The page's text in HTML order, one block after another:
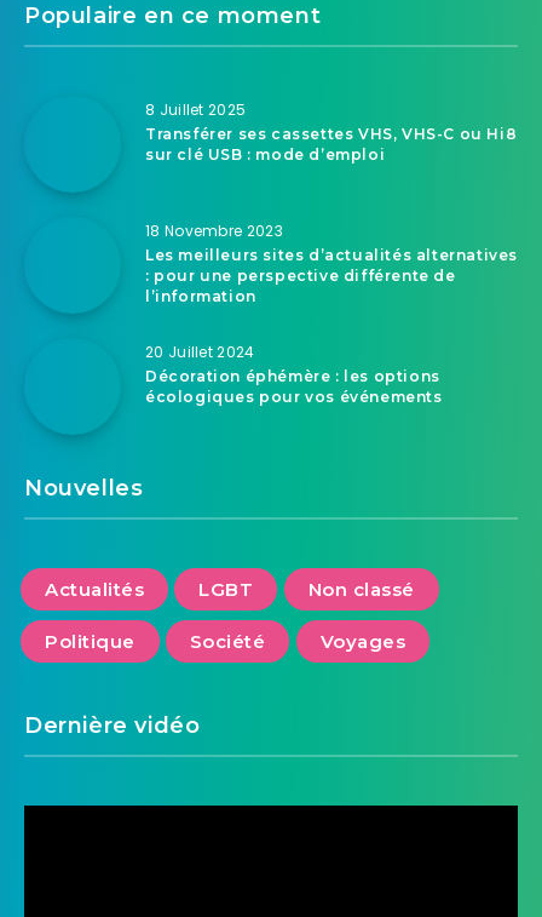
Populaire en ce moment
8 Juillet 2025
Transférer ses cassettes VHS, VHS-C ou Hi8
sur clé USB : mode d’emploi
18 Novembre 2023
Les meilleurs sites d’actualités alternatives
: pour une perspective différente de
l’information
20 Juillet 2024
Décoration éphémère : les options
écologiques pour vos événements
Nouvelles
Actualités LGBT Non classé
Politique Société Voyages
Dernière vidéo